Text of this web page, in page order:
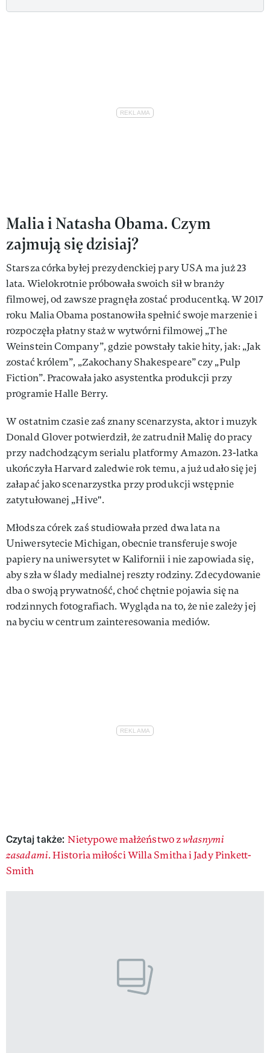
Malia i Natasha Obama. Czym
zajmują się dzisiaj?
Starsza córka byłej prezydenckiej pary USA ma już 23
lata. Wielokrotnie próbowała swoich sił w branży
filmowej, od zawsze pragnęła zostać producentką. W 2017
roku Malia Obama postanowiła spełnić swoje marzenie i
rozpoczęła płatny staż w wytwórni filmowej „The
Weinstein Company”, gdzie powstały takie hity, jak: „Jak
zostać królem”, „Zakochany Shakespeare” czy „Pulp
Fiction”. Pracowała jako asystentka produkcji przy
programie Halle Berry.
W ostatnim czasie zaś znany scenarzysta, aktor i muzyk
Donald Glover potwierdził, że zatrudnił Malię do pracy
przy nadchodzącym serialu platformy Amazon. 23-latka
ukończyła Harvard zaledwie rok temu, a już udało się jej
załapać jako scenarzystka przy produkcji wstępnie
zatytułowanej „Hive".
Młodsza córek zaś studiowała przed dwa lata na
Uniwersytecie Michigan, obecnie transferuje swoje
papiery na uniwersytet w Kalifornii i nie zapowiada się,
aby szła w ślady medialnej reszty rodziny. Zdecydowanie
dba o swoją prywatność, choć chętnie pojawia się na
rodzinnych fotografiach. Wygląda na to, że nie zależy jej
na byciu w centrum zainteresowania mediów.
Czytaj także: Nietypowe małżeństwo zwłasnymi
zasadami. Historia miłości Willa Smitha i Jady Pinkett-
Smith